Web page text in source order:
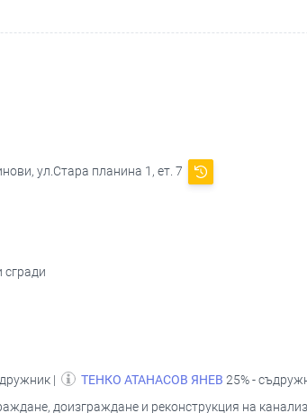
ул.Стара планина 1, ет. 7
| ТЕНКО АТАНАСОВ ЯНЕВ 25% -
доизграждане и реконструкция на